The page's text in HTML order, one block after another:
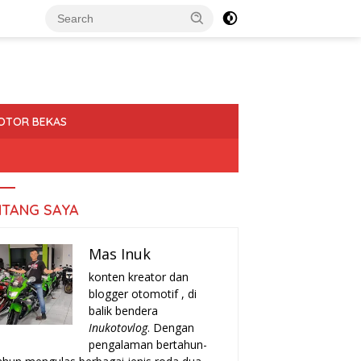
BEKAS
Harga Motor N Max
Sejarah Lengkap Kawasaki
SAYA
Mas Inuk
konten kreator dan
blogger otomotif , di
balik bendera
Inukotovlog. Dengan
pengalaman bertahun-